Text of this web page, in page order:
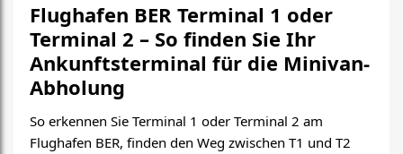
Flughafen BER Terminal 1 oder
Terminal 2 – So finden Sie Ihr
Ankunftsterminal für die Minivan-
Abholung
So erkennen Sie Terminal 1 oder Terminal 2 am
Flughafen BER, finden den Weg zwischen T1 und T2